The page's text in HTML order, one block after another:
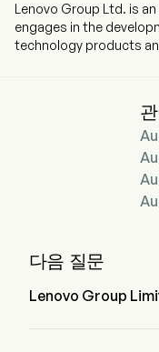
Lenovo Group Ltd. is
engages in the
technology products
Infrastructure
the sales of servers
infrastructure
advanced liquid
Group segment
services and project
its businesses in
다음 질문
Lenovo Group